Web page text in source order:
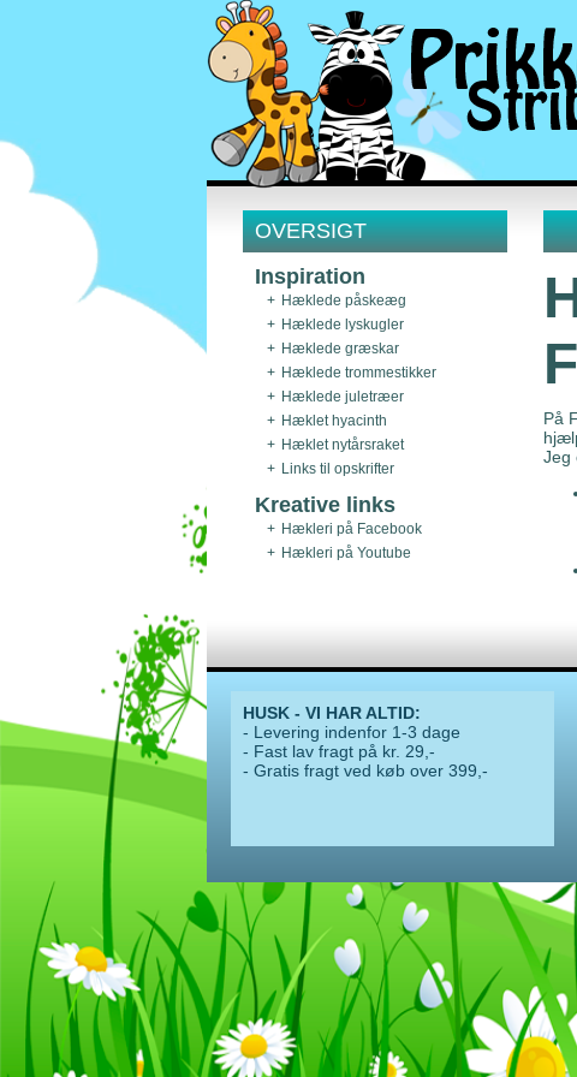
OVERSIGT
Inspiration
Hæklede påskeæg
Hæklede lyskugler
Hæklede græskar
Hæklede trommestikker
Hæklede juletræer
Hæklet hyacinth
Hæklet nytårsraket
Links til opskrifter
Kreative links
Hækleri på Facebook
Hækleri på Youtube
På
Jeg
HUSK - VI HAR ALTID:
- Levering indenfor 1-3 dage
- Fast lav fragt på kr. 29,-
- Gratis fragt ved køb over 399,-